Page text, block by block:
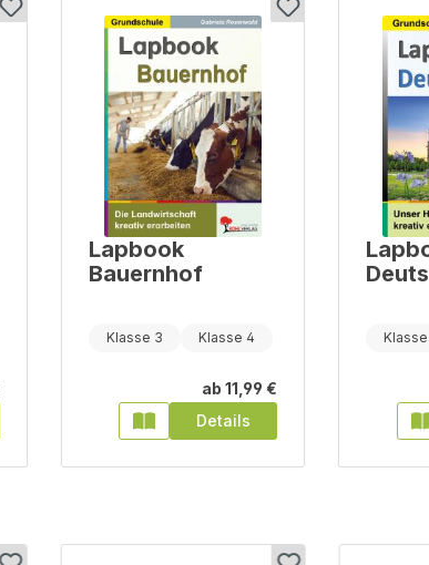
Lapbook
Bauernhof
Klasse 3 Klasse 4
ab 11,99 €
Details